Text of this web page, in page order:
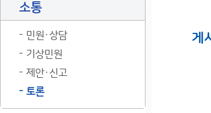
소통
민원·상담
기상민원
제안·신고
토론
게